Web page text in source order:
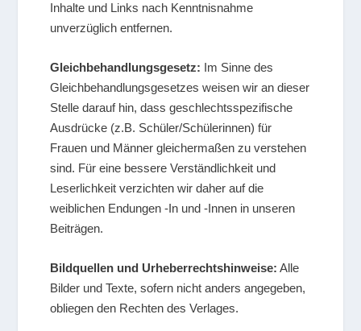
Inhalte und Links nach Kenntnisnahme
unverzüglich entfernen.
Gleichbehandlungsgesetz: Im Sinne des
Gleichbehandlungsgesetzes weisen wir an dieser
Stelle darauf hin, dass geschlechtsspezifische
Ausdrücke (z.B. Schüler/Schülerinnen) für
Frauen und Männer gleichermaßen zu verstehen
sind. Für eine bessere Verständlichkeit und
Leserlichkeit verzichten wir daher auf die
weiblichen Endungen -In und -Innen in unseren
Beiträgen.
Bildquellen und Urheberrechtshinweise: Alle
Bilder und Texte, sofern nicht anders angegeben,
obliegen den Rechten des Verlages.